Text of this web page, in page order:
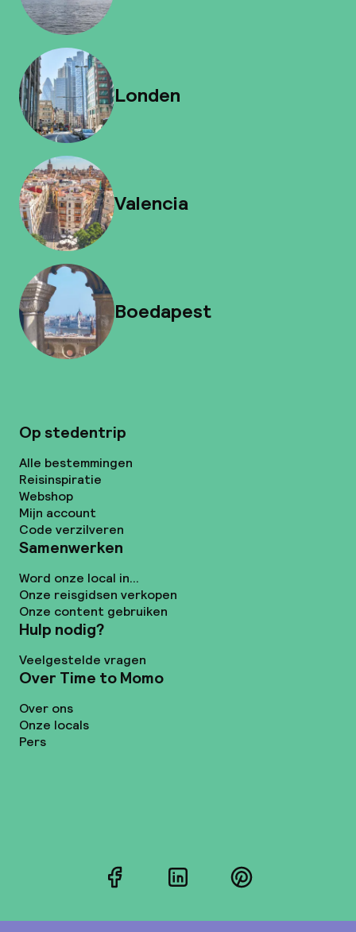
Londen
Valencia
Boedapest
Op stedentrip
Alle bestemmingen
Reisinspiratie
Webshop
Mijn account
Code verzilveren
Samenwerken
Word onze local in...
Onze reisgidsen verkopen
Onze content gebruiken
Hulp nodig?
Veelgestelde vragen
Over Time to Momo
Over ons
Onze locals
Pers
FacebookLinkedInPinterest